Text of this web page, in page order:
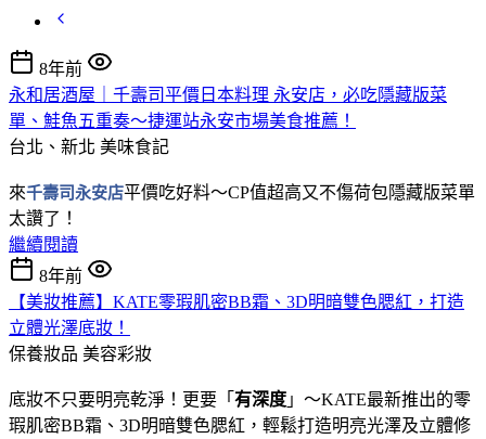
8年前
永和居酒屋｜千壽司平價日本料理 永安店，必吃隱藏版菜
單、鮭魚五重奏～捷運站永安市場美食推薦！
台北、新北 美味食記
來千壽司永安店平價吃好料～CP值超高又不傷荷包隱藏版菜單
太讚了！
繼續閱讀
8年前
【美妝推薦】KATE零瑕肌密BB霜、3D明暗雙色腮紅，打造
立體光澤底妝！
保養妝品 美容彩妝
底妝不只要明亮乾淨！更要「 有深度 」～KATE最新推出的零
瑕肌密BB霜、3D明暗雙色腮紅，輕鬆打造明亮光澤及立體修